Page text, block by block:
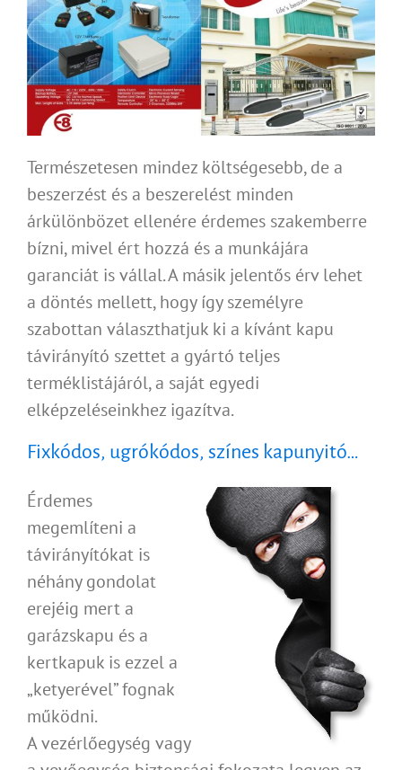
Természetesen mindez költségesebb, de a
beszerzést és a beszerelést minden
árkülönbözet ellenére érdemes szakemberre
bízni, mivel ért hozzá és a munkájára
garanciát is vállal. A másik jelentős érv lehet
a döntés mellett, hogy így személyre
szabottan választhatjuk ki a kívánt kapu
távirányító szettet a gyártó teljes
terméklistájáról, a saját egyedi
elképzeléseinkhez igazítva.
Fixkódos, ugrókódos, színes kapunyitó…
Érdemes
megemlíteni a
távirányítókat is
néhány gondolat
erejéig mert a
garázskapu és a
kertkapuk is ezzel a
„ketyerével” fognak
működni.
A vezérlőegység vagy